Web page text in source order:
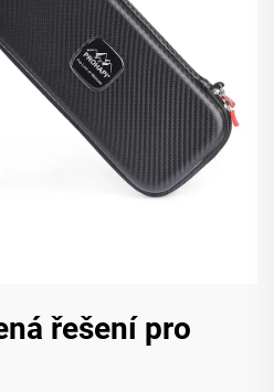
řešení pro